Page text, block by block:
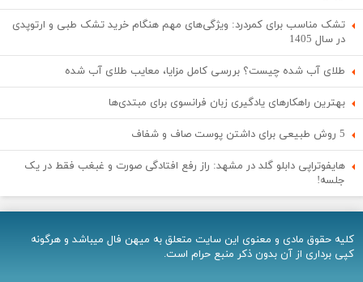
تشک مناسب برای کمردرد: ویژگی‌های مهم هنگام خرید تشک طبی و ارتوپدی
در سال 1405
طلای آب شده چیست؟ بررسی کامل مزایا، معایب طلای آب شده
بهترین راهکارهای یادگیری زبان فرانسوی برای مبتدی‌ها
5 روش طبیعی برای داشتن پوست صاف و شفاف
هایفوتراپی دابلو گلد در مشهد: راز رفع افتادگی صورت و غبغب فقط در یک
جلسه!
کلیه حقوق مادی و معنوی اين سایت متعلق به میهن فال میباشد و هرگونه
کپی برداری از آن بدون ذکر منبع حرام است.